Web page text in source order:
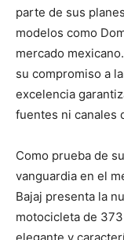
parte de sus
modelos como
mercado
su compromiso a
excelencia
fuentes ni canales
Como prueba de
vanguardia en el
Bajaj presenta la
motocicleta de
elegante y